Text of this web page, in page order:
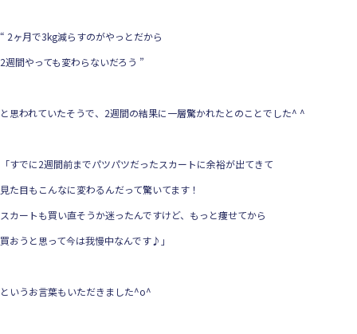
“ 2ヶ月で3kg減らすのがやっとだから
2週間やっても変わらないだろう ”
と思われていたそうで、2週間の結果に一層驚かれたとのことでした^ ^
「すでに2週間前までパツパツだったスカートに余裕が出てきて
見た目もこんなに変わるんだって驚いてます！
スカートも買い直そうか迷ったんですけど、もっと痩せてから
買おうと思って今は我慢中なんです♪」
というお言葉もいただきました^o^